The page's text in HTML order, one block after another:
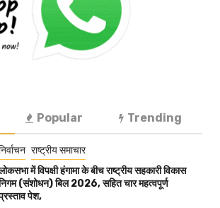
Popular Trending
राष्ट्रीय समाचार
में विपक्षी हंगामा के बीच राष्ट्रीय सहकारी विकास
(संशोधन) बिल 2026, सहित चार महत्वपूर्ण
पेश,